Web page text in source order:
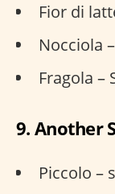
Fior di
Nocciola
Fragola –
9. Another
Piccolo –